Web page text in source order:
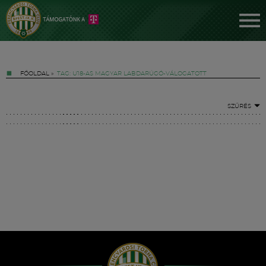
FŐOLDAL » TAG: U18-AS MAGYAR LABDARÚGÓ-VÁLOGATOTT
SZŰRÉS
Hírek